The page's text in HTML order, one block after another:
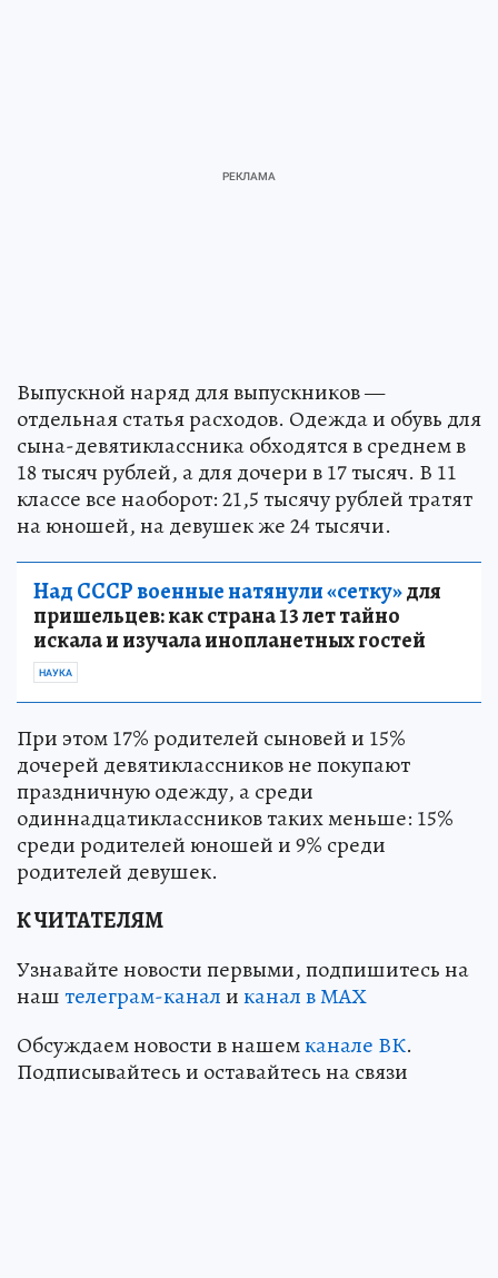
Выпускной наряд для выпускников —
отдельная статья расходов. Одежда и обувь для
сына-девятиклассника обходятся в среднем в
18 тысяч рублей, а для дочери в 17 тысяч. В 11
классе все наоборот: 21,5 тысячу рублей тратят
на юношей, на девушек же 24 тысячи.
Над СССР военные натянули «сетку»для
пришельцев: как страна 13 лет тайно
искала и изучала инопланетных гостей
НАУКА
При этом 17% родителей сыновей и 15%
дочерей девятиклассников не покупают
праздничную одежду, а среди
одиннадцатиклассников таких меньше: 15%
среди родителей юношей и 9% среди
родителей девушек.
К ЧИТАТЕЛЯМ
Узнавайте новости первыми, подпишитесь на
наштелеграм-каналиканал в МАХ
Обсуждаем новости в нашемканале ВК.
Подписывайтесь и оставайтесь на связи